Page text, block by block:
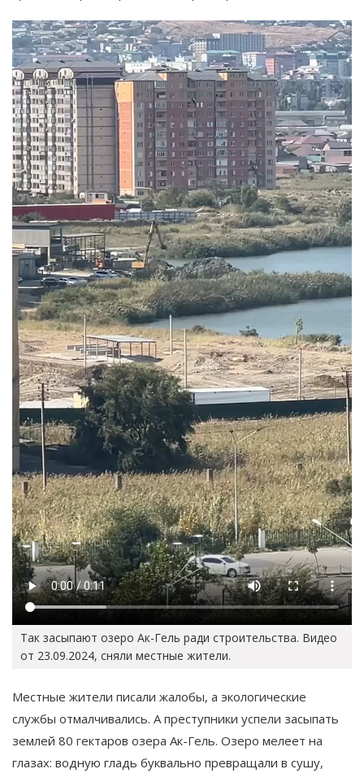
Так засыпают озеро Ак-Гель ради строительства. Видео
от 23.09.2024, сняли местные жители.
Местные жители писали жалобы, а экологические
службы отмалчивались. А преступники успели засыпать
землей 80 гектаров озера Ак-Гель. Озеро мелеет на
глазах: водную гладь буквально превращали в сушу,